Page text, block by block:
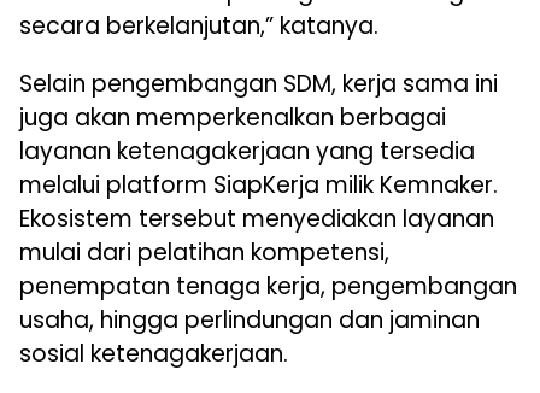
secara berkelanjutan,” katanya.
Selain pengembangan SDM, kerja sama ini
juga akan memperkenalkan berbagai
layanan ketenagakerjaan yang tersedia
melalui platform SiapKerja milik Kemnaker.
Ekosistem tersebut menyediakan layanan
mulai dari pelatihan kompetensi,
penempatan tenaga kerja, pengembangan
usaha, hingga perlindungan dan jaminan
sosial ketenagakerjaan.